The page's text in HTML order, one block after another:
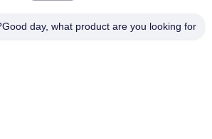
والتحلل البيولوجي
Good day, what product are you looking for?